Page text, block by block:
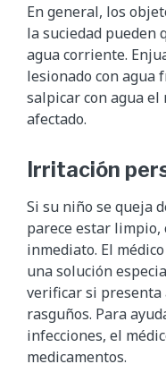
En general, los
la suciedad pueden
agua corriente.
lesionado con agua
salpicar con agua
afectado.
Irritación
Si su niño se queja
parece estar limpio,
inmediato. El
una solución
verificar si presenta
rasguños. Para
infecciones, el
medicamentos.